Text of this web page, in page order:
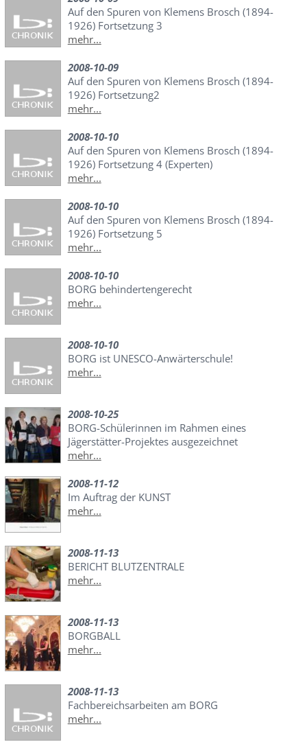
Auf den Spuren von Klemens Brosch (1894-
1926) Fortsetzung 3
mehr...
2008-10-09
Auf den Spuren von Klemens Brosch (1894-
1926) Fortsetzung2
mehr...
2008-10-10
Auf den Spuren von Klemens Brosch (1894-
1926) Fortsetzung 4 (Experten)
mehr...
2008-10-10
Auf den Spuren von Klemens Brosch (1894-
1926) Fortsetzung 5
mehr...
2008-10-10
BORG behindertengerecht
mehr...
2008-10-10
BORG ist UNESCO-Anwärterschule!
mehr...
2008-10-25
BORG-Schülerinnen im Rahmen eines
Jägerstätter-Projektes ausgezeichnet
mehr...
2008-11-12
Im Auftrag der KUNST
mehr...
2008-11-13
BERICHT BLUTZENTRALE
mehr...
2008-11-13
BORGBALL
mehr...
2008-11-13
Fachbereichsarbeiten am BORG
mehr...